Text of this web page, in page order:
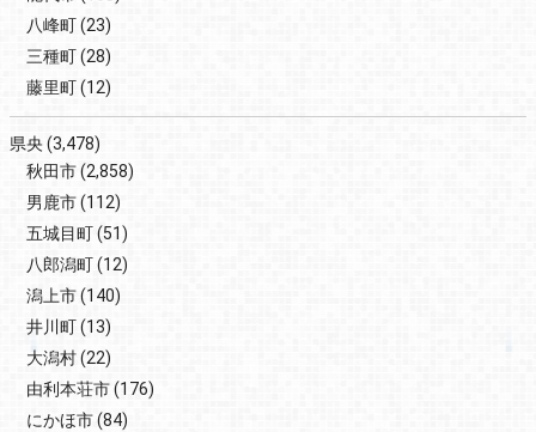
八峰町(23)
三種町(28)
藤里町(12)
県央(3,478)
秋田市(2,858)
男鹿市(112)
五城目町(51)
八郎潟町(12)
潟上市(140)
井川町(13)
大潟村(22)
由利本荘市(176)
にかほ市(84)